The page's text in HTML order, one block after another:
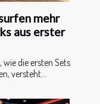
mehr
aus erster
die ersten Sets
versteht...